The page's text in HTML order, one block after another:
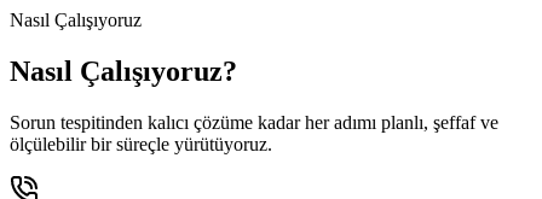
Nasıl Çalışıyoruz
Nasıl Çalışıyoruz?
Sorun tespitinden kalıcı çözüme kadar her adımı planlı, şeffaf ve
ölçülebilir bir süreçle yürütüyoruz.